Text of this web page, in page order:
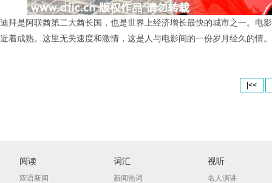
迪拜是阿联酋第二大酋长国，也是世界上经济增长最快的城市之一。电
近着成熟。这里无关速度和激情，这是人与电影间的一份岁月经久的情。
|<<
阅读
双语新闻
词汇
新闻热词
视听
名人演讲